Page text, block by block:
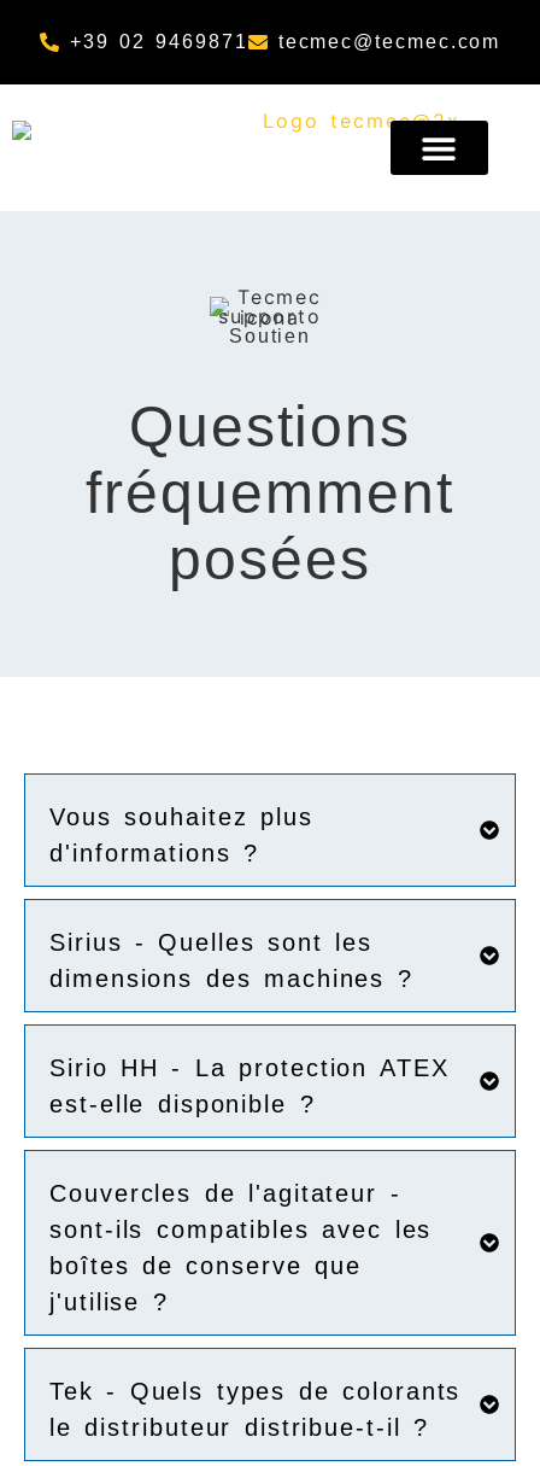
+39 02 9469871 tecmec@tecmec.com
Soutien
Questions
fréquemment
posées
Vous souhaitez plus
d'informations ?
Sirius - Quelles sont les
dimensions des machines ?
Sirio HH - La protection ATEX
est-elle disponible ?
Couvercles de l'agitateur -
sont-ils compatibles avec les
boîtes de conserve que
j'utilise ?
Tek - Quels types de colorants
le distributeur distribue-t-il ?